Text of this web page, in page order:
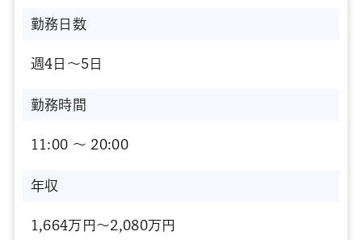
勤務日数
週4日～5日
勤務時間
11:00 〜 20:00
年収
1,664万円～2,080万円